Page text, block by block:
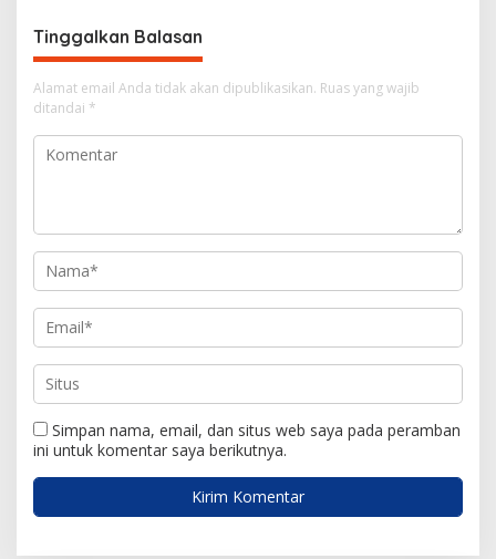
g
a
s
i
p
Tinggalkan Balasan
Alamat email Anda tidak akan dipublikasikan. Ruas yang wajib
ditandai *
Simpan nama, email, dan situs web saya pada peramban
ini untuk komentar saya berikutnya.